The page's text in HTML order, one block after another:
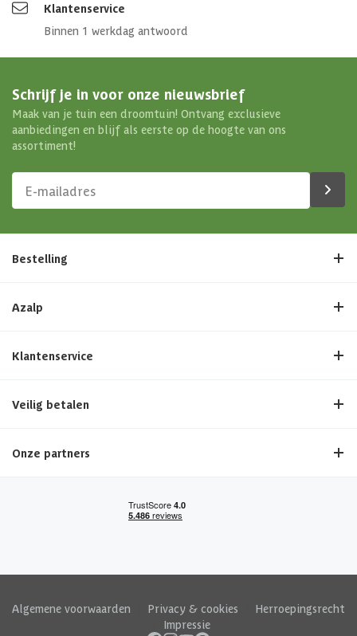
Klantenservice
Binnen 1 werkdag antwoord
Schrijf je in voor onze nieuwsbrief
Maak van je tuin een droomtuin! Ontvang exclusieve
aanbiedingen en blijf als eerste op de hoogte van ons
assortiment!
Bestelling
Azalp
Klantenservice
Veilig betalen
Onze partners
Algemene voorwaarden Privacy & cookies
Herroepingsrecht
Impressie